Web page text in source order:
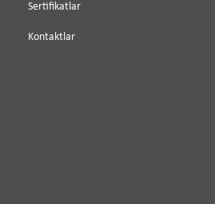
Sertifikatlar
Kontaktlar